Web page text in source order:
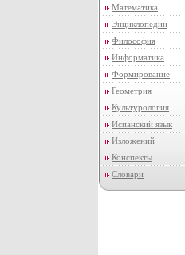
Математика
Энциклопедии
Философия
Информатика
Формирование
Геометрия
Культурология
Испанский язык
Изложений
Конспекты
Словари